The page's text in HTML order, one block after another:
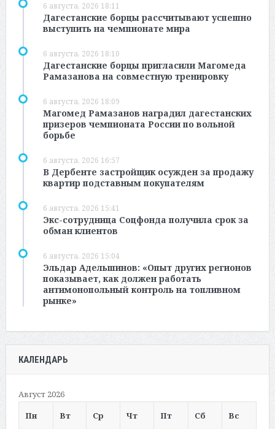
6 августа, 2026 18:11
Дагестанские борцы рассчитывают успешно
выступить на чемпионате мира
6 августа, 2026 18:10
Дагестанские борцы пригласили Магомеда
Рамазанова на совместную тренировку
6 августа, 2026 18:09
Магомед Рамазанов наградил дагестанских
призеров чемпионата России по вольной
борьбе
6 августа, 2026 16:57
В Дербенте застройщик осужден за продажу
квартир подставным покупателям
6 августа, 2026 15:41
Экс-сотрудница Соцфонда получила срок за
обман клиентов
6 августа, 2026 15:04
Эльдар Адельшинов: «Опыт других регионов
показывает, как должен работать
антимонопольный контроль на топливном
рынке»
КАЛЕНДАРЬ
Август 2026
Пн
Вт Ср Чт Пт Сб Вс